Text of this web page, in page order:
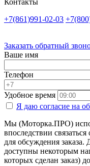
Контакты
+7(861)991-02-03
Заказать обратный
Ваше имя
Телефон
Удобное время
Я даю согласие на
Мы (Моторка.ПРО)
впоследствии
для обсуждения
доступны некоторым
которых сделан заказ)